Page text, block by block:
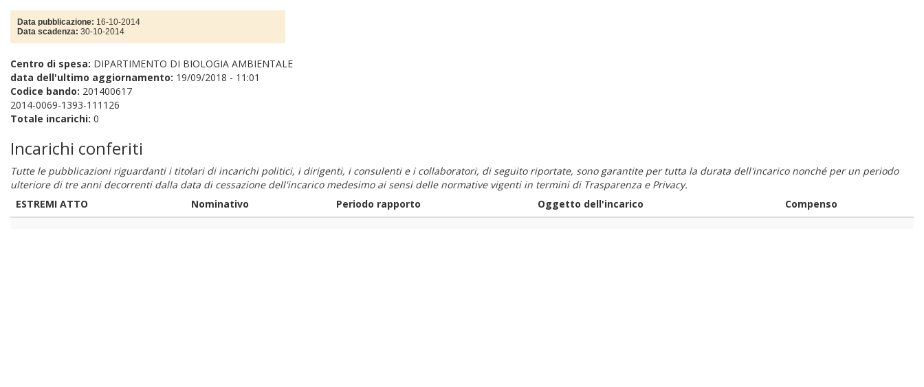
Data pubblicazione: 16-10-2014
Data scadenza: 30-10-2014
Centro di spesa: DIPARTIMENTO DI BIOLOGIA AMBIENTALE
data dell'ultimo aggiornamento: 19/09/2018 - 11:01
Codice bando: 201400617
2014-0069-1393-111126
Totale incarichi: 0
Incarichi conferiti
Tutte le pubblicazioni riguardanti i titolari di incarichi politici, i dirigenti, i consulenti e i collaboratori, di seguito riportate, sono garantite per tutta la durata dell'incarico nonché per un periodo
ulteriore di tre anni decorrenti dalla data di cessazione dell'incarico medesimo ai sensi delle normative vigenti in termini di Trasparenza e Privacy.
ESTREMI ATTO
Nominativo Periodo rapporto Oggetto dell'incarico Compenso